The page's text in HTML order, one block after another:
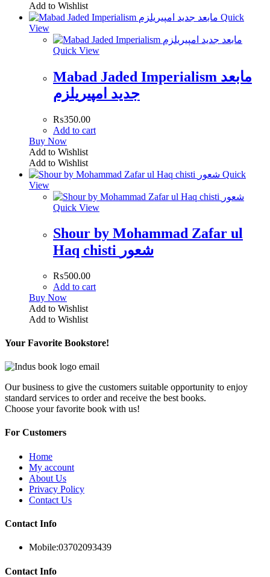
Add to Wishlist
Quick
View
Quick View
Mabad Jaded Imperialism مابعد
جدید امپیریلزم
₨350.00
Add to cart
Buy Now
Add to Wishlist
Add to Wishlist
Quick
View
Quick View
Shour by Mohammad Zafar ul
Haq chisti شعور
₨500.00
Add to cart
Buy Now
Add to Wishlist
Add to Wishlist
Your Favorite Bookstore!
Our business to give the customers suitable opportunity to enjoy
standard services to order and receive the best books.
Choose your favorite book with us!
For Customers
Home
My account
About Us
Privacy Policy
Contact Us
Contact Info
Mobile:03702093439
Contact Info